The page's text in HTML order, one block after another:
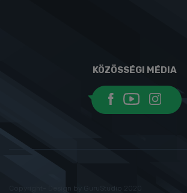
KÖZÖSSÉGI MÉDIA
Copyright- Design by GuruStudio 2020